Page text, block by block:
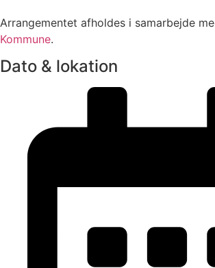
Arrangementet afholdes i samarbejde
Kommune.
Dato & lokation